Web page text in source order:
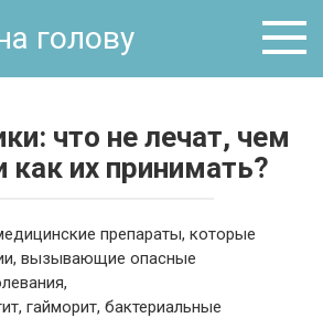
голову
что не лечат, чем
как их принимать?
препараты, которые
вызывающие опасные
гайморит, бактериальные